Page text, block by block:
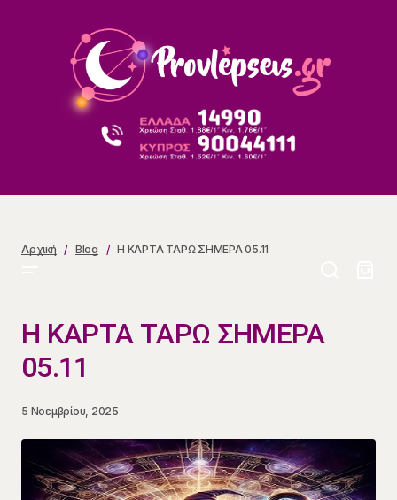
Αρχική Blog Η ΚΑΡΤΑ ΤΑΡΩ ΣΗΜΕΡΑ 05.11
Η ΚΑΡΤΑ ΤΑΡΩ ΣΗΜΕΡΑ
05.11
5 Νοεμβρίου, 2025